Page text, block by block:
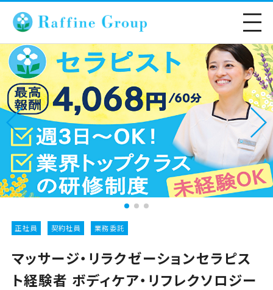
正社員 契約社員 業務委託
マッサージ・リラクゼーションセラピス
ト経験者 ボディケア・リフレクソロジー